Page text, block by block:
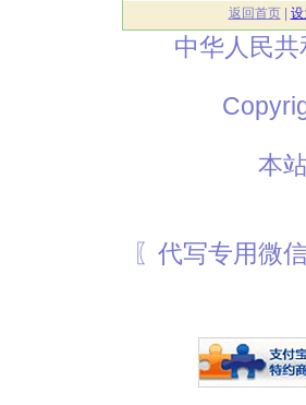
返回首页| 设
中华人民
本
〖代写专用微